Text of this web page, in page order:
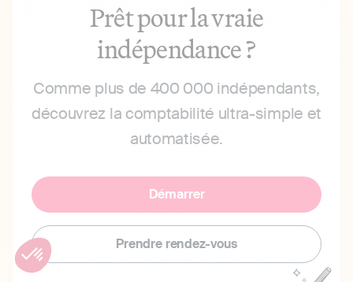
Prêt pour la vraie
indépendance ?
Comme plus de 400 000 indépendants,
découvrez la comptabilité ultra-simple et
automatisée.
Démarrer
Prendre rendez-vous